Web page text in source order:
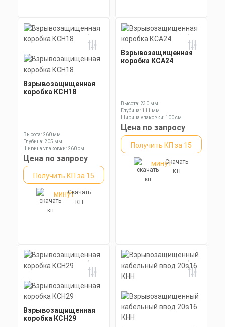
Взрывозащищенная
коробка КСН18
Высота: 260 мм
Глубина: 205 мм
Ширина упаковки: 260 см
Цена по запросу
Получить КП за 15
минутСкачать
КП
Взрывозащищенная
коробка КСА24
Высота: 230 мм
Глубина: 111 мм
Ширина упаковки: 100 см
Цена по запросу
Получить КП за 15
минутСкачать
КП
Взрывозащищенная
коробка КСН29